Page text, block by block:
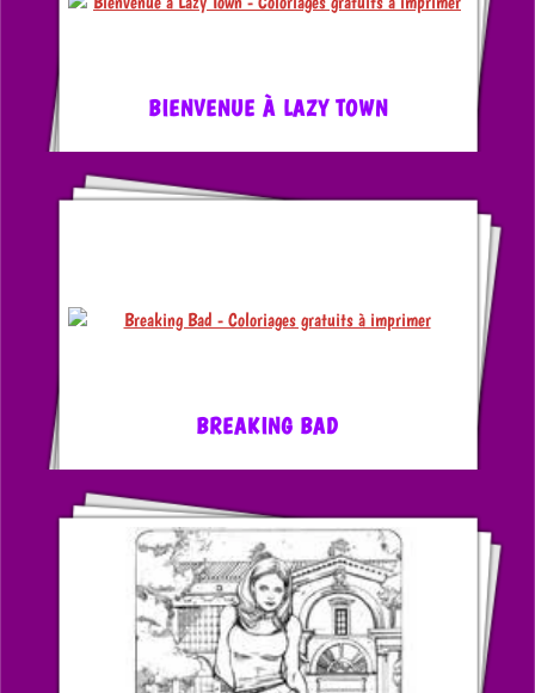
BIENVENUE À LAZY TOWN
BREAKING BAD